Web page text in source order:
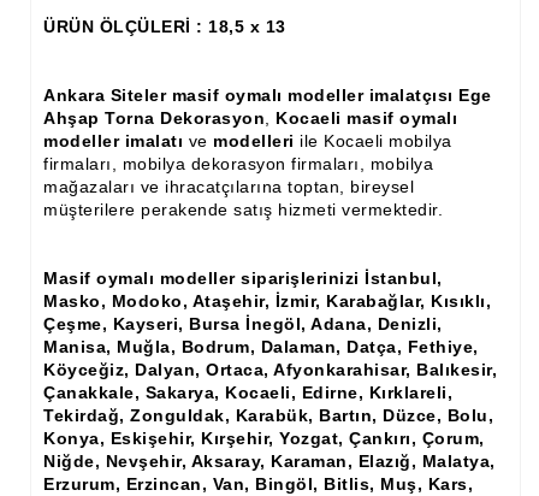
Ham Ahşap Dilsiz Uşak İmalatı, Modelleri
Ham Ahşap Komodin İmalatı, Modelleri
Ham Ahşap Boy Aynası İmalatı, Modelleri
Ham Ahşap Kitaplık İmalatı, Modelleri
Ham Ahşap Vitrin İmalatı, Modelleri
Ham Ahşap Gümüşlük, Kaşıklık İmalatı, Modelleri
Ham Ahşap Koltuk İmalatı, Modelleri
Ham Ahşap Josefin Koltuk İskelet İmalatı, Modelleri
ÜRÜN ÖLÇÜLERİ : 18,5 x 13
Ankara Siteler masif oymalı modeller imalatçısı Ege
Ahşap Torna Dekorasyon
Kocaeli masif oymalı
modeller imalatı ve modelleri ile Kocaeli mobilya
firmaları, mobilya dekorasyon firmaları, mobilya
mağazaları ve ihracatçılarına toptan, bireysel
müşterilere perakende satış hizmeti vermektedir.
Masif oymalı modeller siparişlerinizi İstanbul,
Masko, Modoko, Ataşehir, İzmir, Karabağlar, Kısıklı,
Çeşme, Kayseri, Bursa İnegöl, Adana, Denizli,
Manisa, Muğla, Bodrum, Dalaman, Datça, Fethiye,
Köyceğiz, Dalyan, Ortaca, Afyonkarahisar, Balıkesir,
Çanakkale, Sakarya, Kocaeli, Edirne, Kırklareli,
Tekirdağ, Zonguldak, Karabük, Bartın, Düzce, Bolu,
Konya, Eskişehir, Kırşehir, Yozgat, Çankırı, Çorum,
Niğde, Nevşehir, Aksaray, Karaman, Elazığ, Malatya,
Erzurum, Erzincan, Van, Bingöl, Bitlis, Muş, Kars,